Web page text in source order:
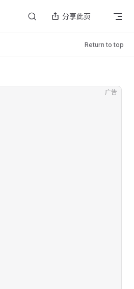
分享此页
Return to top
广告